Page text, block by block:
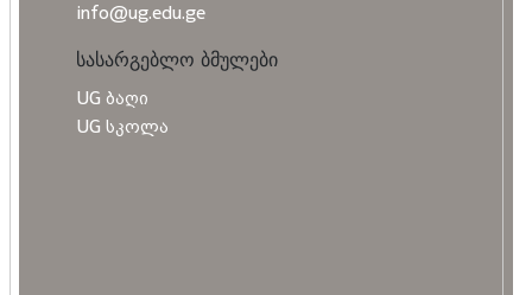
info@ug.edu.ge
სასარგებლო ბმულები
UG ბაღი
UG სკოლა